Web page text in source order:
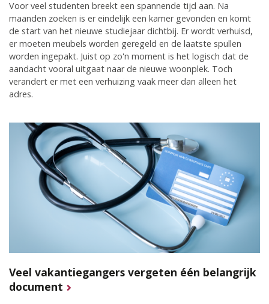
Voor veel studenten breekt een spannende tijd aan. Na
maanden zoeken is er eindelijk een kamer gevonden en komt
de start van het nieuwe studiejaar dichtbij. Er wordt verhuisd,
er moeten meubels worden geregeld en de laatste spullen
worden ingepakt. Juist op zo'n moment is het logisch dat de
aandacht vooral uitgaat naar de nieuwe woonplek. Toch
verandert er met een verhuizing vaak meer dan alleen het
adres.
Veel vakantiegangers vergeten één belangrijk
document